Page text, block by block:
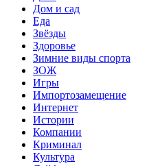
Дом и сад
Еда
Звёзды
Здоровье
Зимние виды спорта
ЗОЖ
Игры
Импортозамещение
Интернет
Истории
Компании
Криминал
Культура